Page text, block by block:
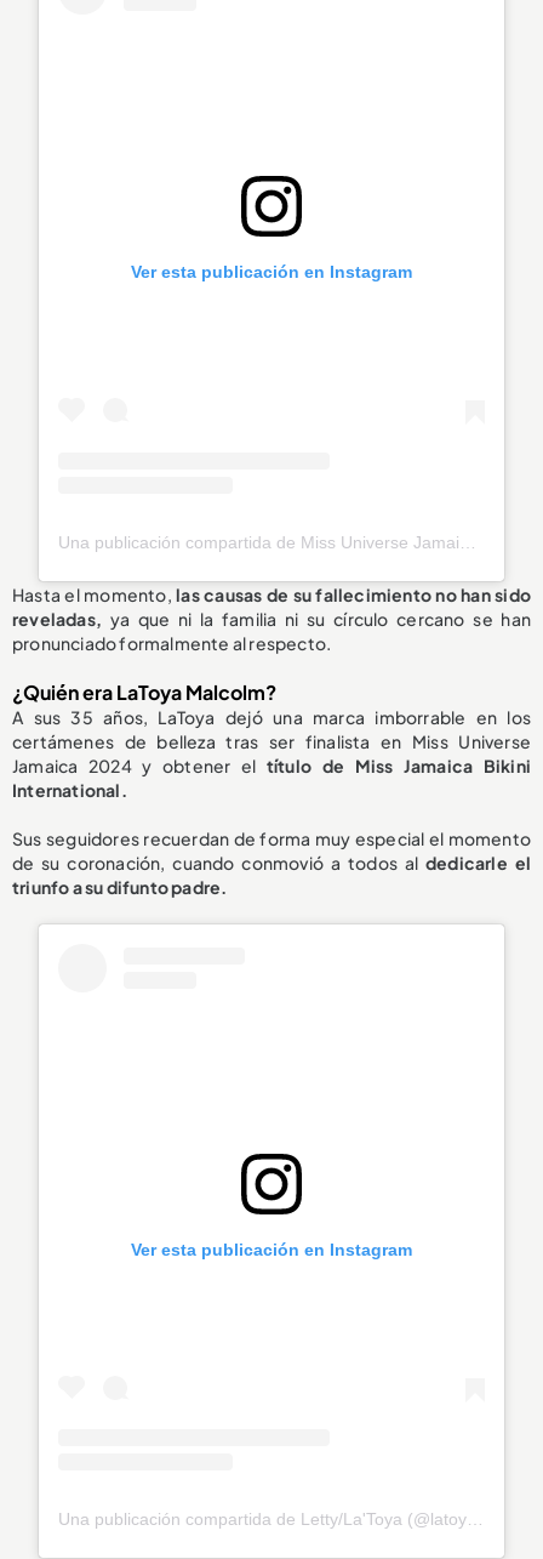
Ver esta publicación en Instagram
Hasta el momento,las causas de su fallecimientono han sido
reveladas, ya que ni la familia ni su círculo cercano se han
pronunciado formalmente al respecto.
¿Quién era LaToya Malcolm?
A sus 35 años, LaToya dejó una marca imborrable en los
certámenes de belleza tras ser finalista en Miss Universe
Jamaica 2024 y obtener el título de Miss Jamaica Bikini
International.
Sus seguidores recuerdan de forma muy especial el momento
de su coronación, cuando conmovió a todos al dedicarle el
triunfo a su difunto padre.
Ver esta publicación en Instagram
Una publicación compartida de Letty/La'Toya (@latoya_officially)